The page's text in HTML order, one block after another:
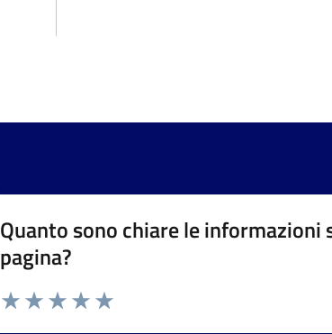
Quanto sono chiare le informazioni
pagina?
Valuta da 1 a 5 stelle la pagina